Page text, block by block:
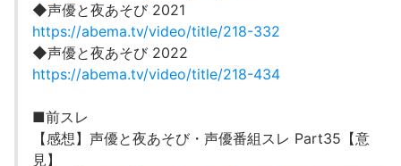
◆声優と夜あそび 2021
https://abema.tv/video/title/218-332
◆声優と夜あそび 2022
https://abema.tv/video/title/218-434
■前スレ
【感想】声優と夜あそび・声優番組スレ Part35【意
見】